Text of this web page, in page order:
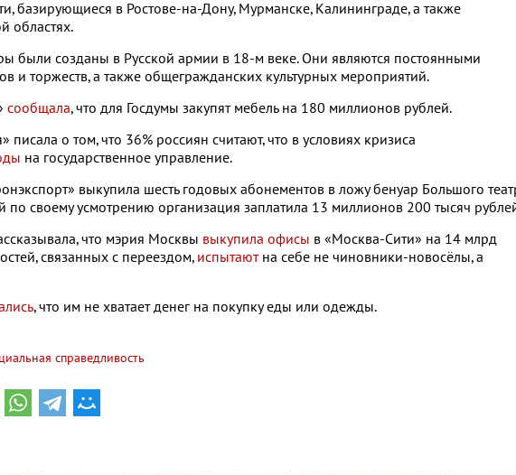
базирующиеся в Ростове-на-Дону, Мурманске, Калининграде, а также
областях.
были созданы в Русской армии в 18-м веке. Они являются постоянными
и торжеств, а также общегражданских культурных мероприятий.
сообщала, что для Госдумы закупят мебель на 180 миллионов рублей.
писала о том, что 36% россиян считают, что в условиях кризиса
на государственное управление.
выкупила шесть годовых абонементов в ложу бенуар Большого
по своему усмотрению организация заплатила 13 миллионов 200 тысяч
что мэрия Москвы выкупила офисы в «Москва-Сити» на 14 млрд
связанных с переездом, испытаютна себе не чиновники-новосёлы, а
, что им не хватает денег на покупку еды или одежды.
справедливость